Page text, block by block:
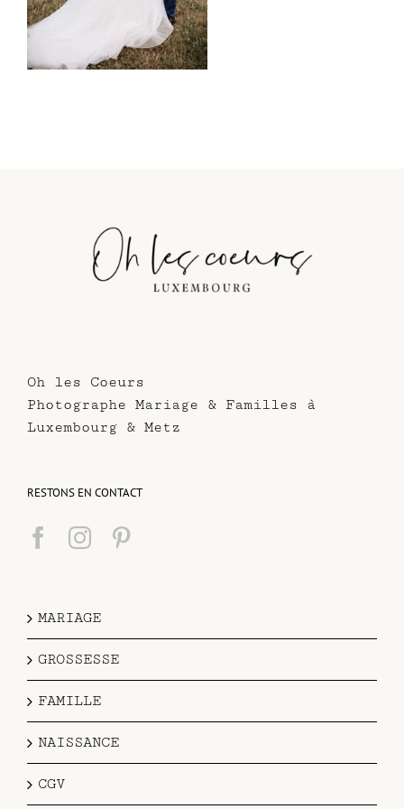
Oh les Coeurs
Photographe Mariage & Familles à
Luxembourg & Metz
RESTONS EN CONTACT
MARIAGE
GROSSESSE
FAMILLE
NAISSANCE
CGV